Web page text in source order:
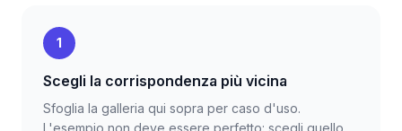
1
Scegli la corrispondenza più vicina
Sfoglia la galleria qui sopra per caso d'uso.
L'esempio non deve essere perfetto: scegli quello